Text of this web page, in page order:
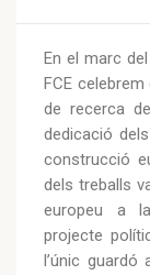
En el marc
FCE
de recerca
dedicació
construcció
dels treballs
europeu a
projecte
l’únic guardó